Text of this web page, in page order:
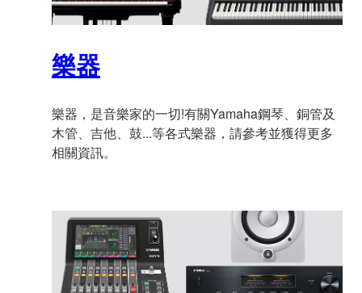
樂器
樂器，是音樂家的一切!有關Yamaha鋼琴、銅管及
木管、吉他、鼓...等各式樂器，請參考並獲得更多
相關資訊。